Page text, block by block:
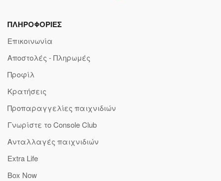
ΠΛΗΡΟΦΟΡΙΕΣ
Επικοινωνία
Αποστολές - Πληρωμές
Προφίλ
Κρατήσεις
Προπαραγγελίες παιχνιδιών
Γνωρίστε το Console Club
Ανταλλαγές παιχνιδιών
Extra Life
Box Now